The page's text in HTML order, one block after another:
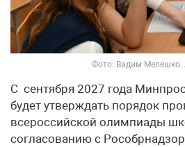
Фото: Вадим Мелешко.
С сентября 2027 года
будет утверждать порядок
всероссийской олимпиады
согласованию с